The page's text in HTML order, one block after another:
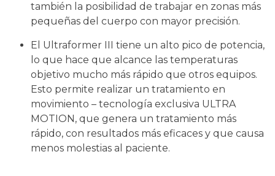
también la posibilidad de trabajar en zonas más
pequeñas del cuerpo con mayor precisión.
El Ultraformer III tiene un alto pico de potencia,
lo que hace que alcance las temperaturas
objetivo mucho más rápido que otros equipos.
Esto permite realizar un tratamiento en
movimiento – tecnología exclusiva ULTRA
MOTION, que genera un tratamiento más
rápido, con resultados más eficaces y que causa
menos molestias al paciente.